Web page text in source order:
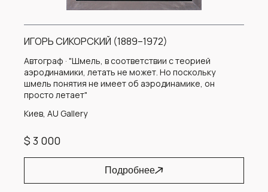
ИГОРЬ СИКОРСКИЙ (1889–1972)
Автограф · "Шмель, в соответствии с теорией
аэродинамики, летать не может. Но поскольку
шмель понятия не имеет об аэродинамике, он
просто летает"
Киев, AU Gallery
$ 3 000
Подробнее